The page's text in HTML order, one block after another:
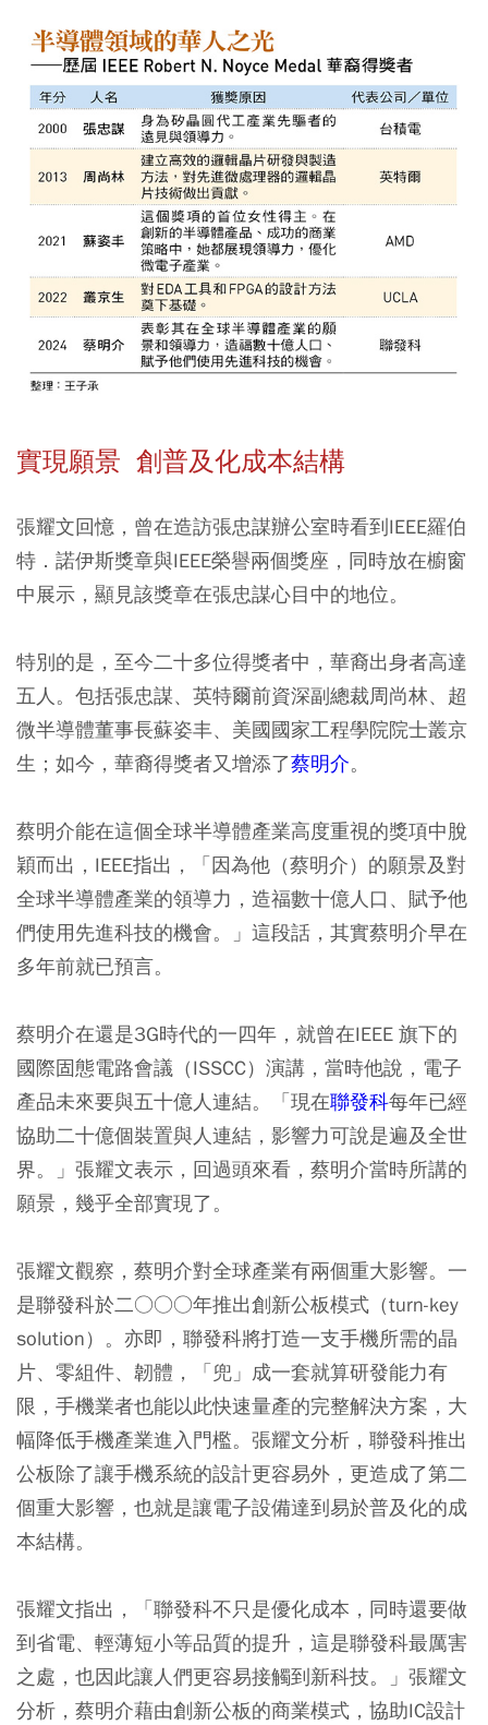
實現願景 創普及化成本結構
張耀文回憶，曾在造訪張忠謀辦公室時看到IEEE羅伯
特．諾伊斯獎章與IEEE榮譽兩個獎座，同時放在櫥窗
中展示，顯見該獎章在張忠謀心目中的地位。
特別的是，至今二十多位得獎者中，華裔出身者高達
五人。包括張忠謀、英特爾前資深副總裁周尚林、超
微半導體董事長蘇姿丰、美國國家工程學院院士叢京
生；如今，華裔得獎者又增添了蔡明介。
蔡明介能在這個全球半導體產業高度重視的獎項中脫
穎而出，IEEE指出，「因為他（蔡明介）的願景及對
全球半導體產業的領導力，造福數十億人口、賦予他
們使用先進科技的機會。」這段話，其實蔡明介早在
多年前就已預言。
蔡明介在還是3G時代的一四年，就曾在IEEE 旗下的
國際固態電路會議（ISSCC）演講，當時他說，電子
產品未來要與五十億人連結。「現在聯發科每年已經
協助二十億個裝置與人連結，影響力可說是遍及全世
界。」張耀文表示，回過頭來看，蔡明介當時所講的
願景，幾乎全部實現了。
張耀文觀察，蔡明介對全球產業有兩個重大影響。一
是聯發科於二○○○年推出創新公板模式（turn-key
solution）。亦即，聯發科將打造一支手機所需的晶
片、零組件、韌體，「兜」成一套就算研發能力有
限，手機業者也能以此快速量產的完整解決方案，大
幅降低手機產業進入門檻。張耀文分析，聯發科推出
公板除了讓手機系統的設計更容易外，更造成了第二
個重大影響，也就是讓電子設備達到易於普及化的成
本結構。
張耀文指出，「聯發科不只是優化成本，同時還要做
到省電、輕薄短小等品質的提升，這是聯發科最厲害
之處，也因此讓人們更容易接觸到新科技。」張耀文
分析，蔡明介藉由創新公板的商業模式，協助IC設計